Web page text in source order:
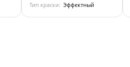
Тип краски: Эффектный